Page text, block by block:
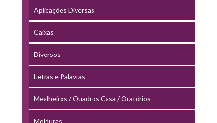
Aplicações Diversas
Caixas
Diversos
Letras e Palavras
Mealheiros / Quadros Casa / Oratórios
Molduras